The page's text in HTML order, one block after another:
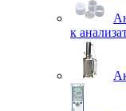
к